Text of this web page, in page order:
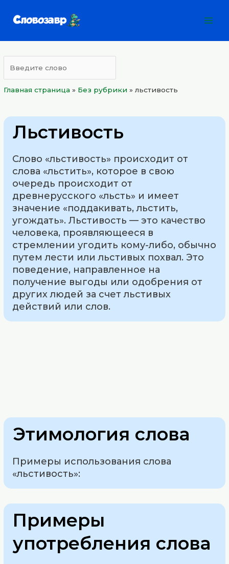
Главная страница » Без рубрики »льстивость
Льстивость
Слово «льстивость» происходит от
слова «льстить», которое в свою
очередь происходит от
древнерусского «льсть» и имеет
значение «поддакивать, льстить,
угождать». Льстивость — это качество
человека, проявляющееся в
стремлении угодить кому-либо, обычно
путем лести или льстивых похвал. Это
поведение, направленное на
получение выгоды или одобрения от
других людей за счет льстивых
действий или слов.
Этимология слова
Примеры использования слова
«льстивость»:
Примеры
употребления слова